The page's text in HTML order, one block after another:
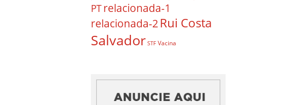
PTrelacionada-1
relacionada-2 Rui Costa
Salvador STF Vacina